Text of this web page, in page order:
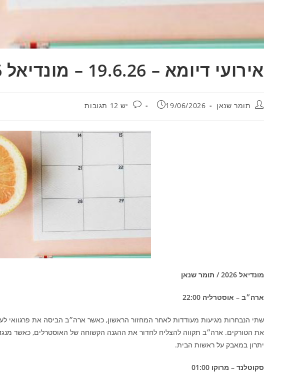
אירועי דיומא – 19.6.26 – מונדיאל 2026 ואופניים
מחבר:
תומר שנאן פורסם:
19/06/2026 תגובות:
יש 12 תגובות
מונדיאל 2026 / תומר שנאן
ארה״ב – אוסטרליה 22:00
שתי הנבחרות מגיעות מעודדות לאחר המחזור הראשון, כאשר ארה״ב הביסה את פרגוואי
את הטורקים. ארה״ב תקווה להצליח לחדור את ההגנה הקשוחה של האוסטרלים, כאשר
יתרון במאבק על ראשות הבית.
סקוטלנד – מרוקו 01:00